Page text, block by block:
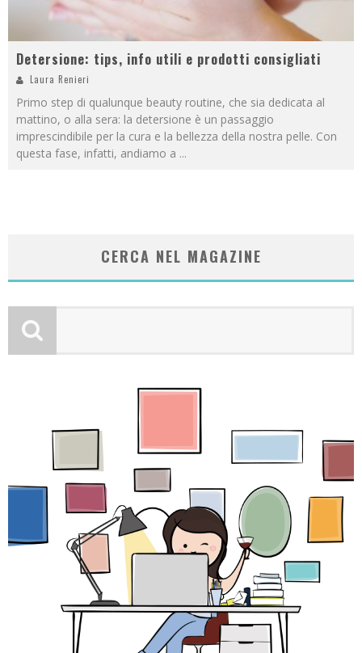
Detersione: tips, info utili e prodotti consigliati
Laura Renieri
Primo step di qualunque beauty routine, che sia dedicata al
mattino, o alla sera: la detersione è un passaggio
imprescindibile per la cura e la bellezza della nostra pelle. Con
questa fase, infatti, andiamo a ...
CERCA NEL MAGAZINE